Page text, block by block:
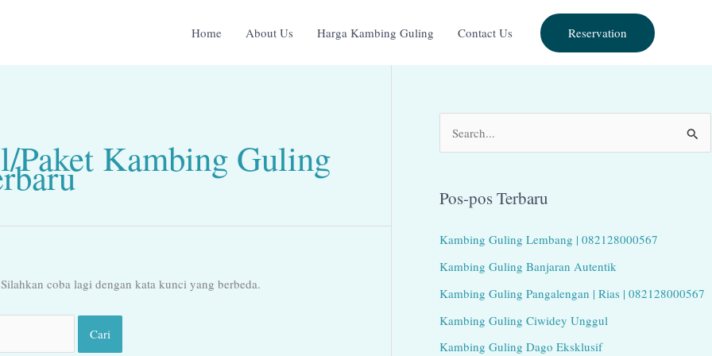
Home About Us Harga Kambing Guling Contact Us Reservation
Paket Kambing Guling
coba lagi dengan kata kunci yang berbeda.
i
u
k
:
Pos-pos Terbaru
Kambing Guling Lembang | 082128000567
Kambing Guling Banjaran Autentik
Kambing Guling Pangalengan | Rias | 082128000567
Kambing Guling Ciwidey Unggul
Kambing Guling Dago Eksklusif